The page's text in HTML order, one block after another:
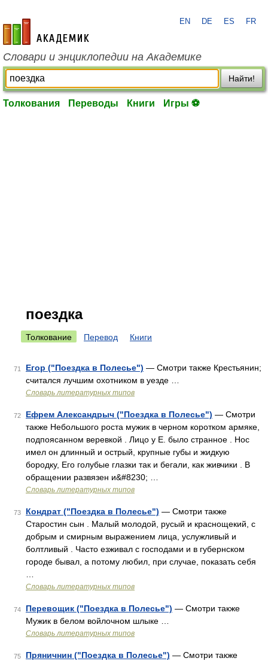
academic.ru
EN DE ES FR
Словари и энциклопедии на Академике
Найти!
Толкования Переводы Книги Игры ⚽
поездка
Толкование Перевод Книги
71 Егор ("Поездка в Полесье") — Смотри также Крестьянин;
считался лучшим охотником в уезде …
Словарь литературных типов
72 Ефрем Александрыч ("Поездка в Полесье") — Смотри
также Небольшого роста мужик в черном коротком армяке,
подпоясанном веревкой . Лицо у Е. было странное . Нос
имел он длинный и острый, крупные губы и жидкую
бородку, Его голубые глазки так и бегали, как живчики . В
обращении развязен и&#8230; …
Словарь литературных типов
73 Кондрат ("Поездка в Полесье") — Смотри также
Старостин сын . Малый молодой, русый и краснощекий, с
добрым и смирным выражением лица, услужливый и
болтливый . Часто езживал с господами и в губернском
городе бывал, а потому любил, при случае, показать себя
Словарь литературных типов
74 Перевощик ("Поездка в Полесье") — Смотри также
Мужик в белом войлочном шлыке …
Словарь литературных типов
75 Пряничнин ("Поездка в Полесье") — Смотри также